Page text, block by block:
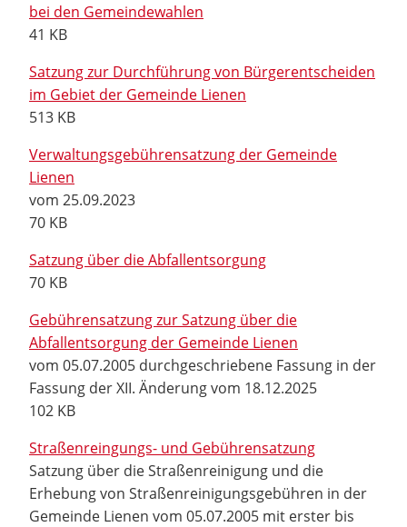
bei den Gemeindewahlen
41 KB
Satzung zur Durchführung von Bürgerentscheiden
im Gebiet der Gemeinde Lienen
513 KB
Verwaltungsgebührensatzung der Gemeinde
Lienen
vom 25.09.2023
70 KB
Satzung über die Abfallentsorgung
70 KB
Gebührensatzung zur Satzung über die
Abfallentsorgung der Gemeinde Lienen
vom 05.07.2005 durchgeschriebene Fassung in der
Fassung der XII. Änderung vom 18.12.2025
102 KB
Straßenreingungs- und Gebührensatzung
Satzung über die Straßenreinigung und die
Erhebung von Straßenreinigungsgebühren in der
Gemeinde Lienen vom 05.07.2005 mit erster bis